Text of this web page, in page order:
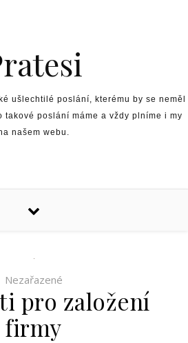
ušlechtilé poslání, kterému by se neměl
takové poslání máme a vždy plníme i my
našem webu.
Nezařazené
pro založení
firmy